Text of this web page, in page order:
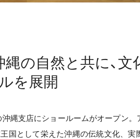
の自然と共に、文
を展開
縄支店にショールームがオープン。
国として栄えた沖縄の伝統文化、実